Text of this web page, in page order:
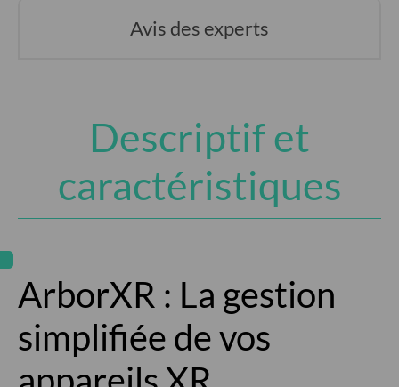
Avis des experts
Descriptif et
caractéristiques
ArborXR : La gestion
simplifiée de vos